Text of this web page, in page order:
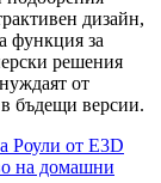
дизайн,
функция за
решения
от
бъдещи версии.
Роули от E3D
на домашни